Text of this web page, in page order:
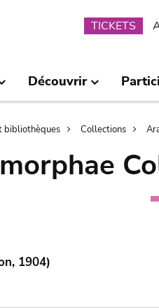
TICKETS
Découvrir
bibliothèques Collections
1904)